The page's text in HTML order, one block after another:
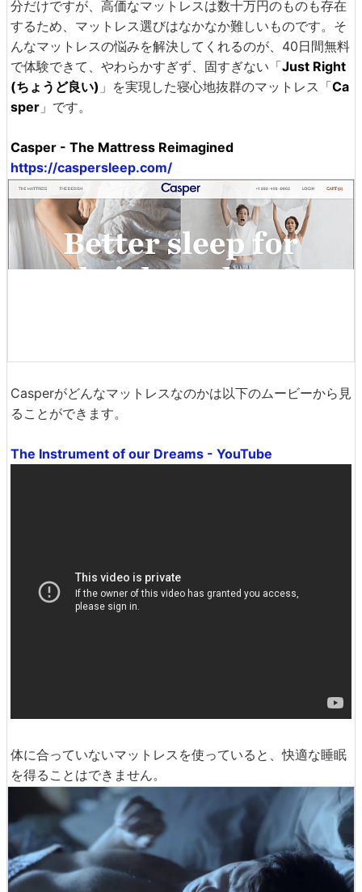
分だけですが、高価なマットレスは数十万円のものも存在
するため、マットレス選びはなかなか難しいものです。そ
んなマットレスの悩みを解決してくれるのが、40日間無料
で体験できて、やわらかすぎず、固すぎない「Just Right
(ちょうど良い) 」を実現した寝心地抜群のマットレス「Ca
sper 」です。
Casper - The Mattress Reimagined
https://caspersleep.com/
Casperがどんなマットレスなのかは以下のムービーから見
ることができます。
The Instrument of our Dreams - YouTube
体に合っていないマットレスを使っていると、快適な睡眠
を得ることはできません。